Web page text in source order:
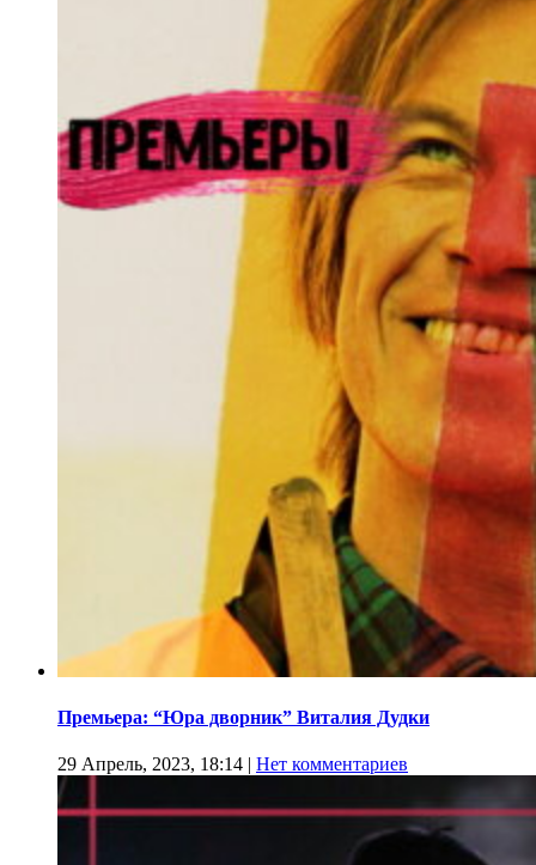
Премьера: “Юра дворник” Виталия Дудки
29 Апрель, 2023, 18:14 | Нет комментариев